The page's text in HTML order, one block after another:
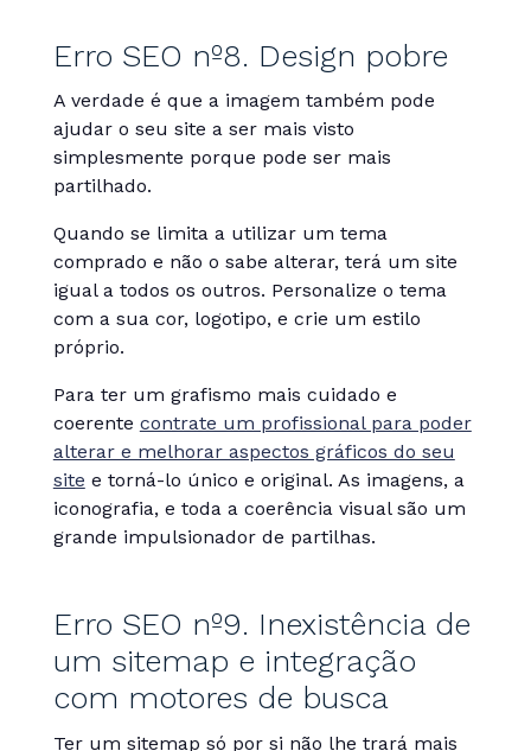
Erro SEO nº8. Design pobre
A verdade é que a imagem também pode
ajudar o seu site a ser mais visto
simplesmente porque pode ser mais
partilhado.
Quando se limita a utilizar um tema
comprado e não o sabe alterar, terá um site
igual a todos os outros. Personalize o tema
com a sua cor, logotipo, e crie um estilo
próprio.
Para ter um grafismo mais cuidado e
coerente contrate um profissional para poder
alterar e melhorar aspectos gráficos do seu
site e torná-lo único e original. As imagens, a
iconografia, e toda a coerência visual são um
grande impulsionador de partilhas.
Erro SEO nº9. Inexistência de
um sitemap e integração
com motores de busca
Ter um sitemap só por si não lhe trará mais